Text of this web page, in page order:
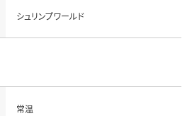
シュリンプワールド
常温